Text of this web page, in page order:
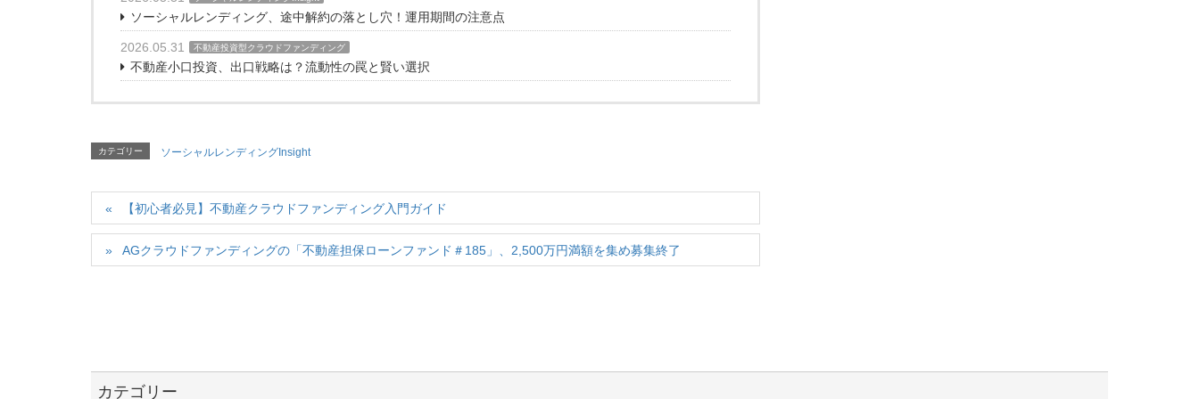
ソーシャルレンディング、途中解約の落とし穴！運用期間の注意点
2026.05.31 不動産投資型クラウドファンディング
不動産小口投資、出口戦略は？流動性の罠と賢い選択
カテゴリー ソーシャルレンディングInsight
【初心者必見】不動産クラウドファンディング入門ガイド
AGクラウドファンディングの「不動産担保ローンファンド＃185」、2,500万円満額を集め募集終了
カテゴリー